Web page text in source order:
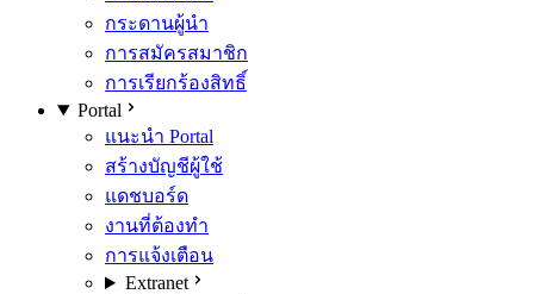
กระดานผู้นำ
การสมัครสมาชิก
การเรียกร้องสิทธิ์
Portal
แนะนำ Portal
สร้างบัญชีผู้ใช้
แดชบอร์ด
งานที่ต้องทำ
การแจ้งเตือน
Extranet